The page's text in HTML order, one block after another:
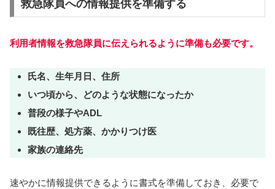
救急隊員への情報提供を準備する
利用者情報を救急隊員に伝えられるように準備も必要です。
氏名、生年月日、住所
いつ頃から、どのような状態になったか
普段の様子やADL
既往歴、処方薬、かかりつけ医
家族の連絡先
速やかに情報提供できるように書式を準備しておき、必要で